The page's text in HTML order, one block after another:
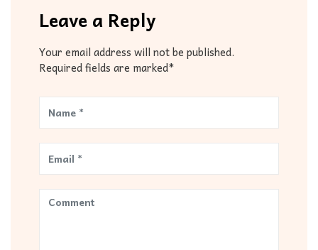
Leave a Reply
Your email address will not be published.
Required fields are marked*